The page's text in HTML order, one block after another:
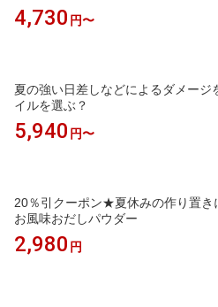
4,730 円〜
夏の強い日差しなどによるダメージ
イルを選ぶ？
5,940 円〜
20％引クーポン★夏休みの作り置き
お風味おだしパウダー
2,980 円